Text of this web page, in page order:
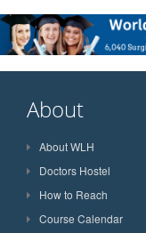
About
About WLH
Doctors Hostel
How to Reach
Course Calendar